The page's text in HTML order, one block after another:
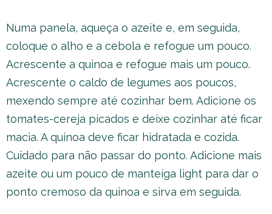
Numa panela, aqueça o azeite e, em seguida,
coloque o alho e a cebola e refogue um pouco.
Acrescente a quinoa e refogue mais um pouco.
Acrescente o caldo de legumes aos poucos,
mexendo sempre até cozinhar bem. Adicione os
tomates-cereja picados e deixe cozinhar até ficar
macia. A quinoa deve ficar hidratada e cozida.
Cuidado para não passar do ponto. Adicione mais
azeite ou um pouco de manteiga light para dar o
ponto cremoso da quinoa e sirva em seguida.